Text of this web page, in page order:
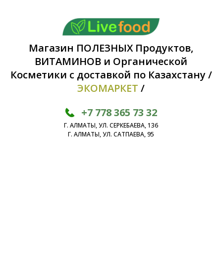
Магазин ПОЛЕЗНЫХ Продуктов,
ВИТАМИНОВ и Органической
Косметики с доставкой по Казахстану /
ЭКОМАРКЕТ /
+7 778 365 73 32
Г. АЛМАТЫ, УЛ. СЕРКЕБАЕВА, 136
Г. АЛМАТЫ, УЛ. САТПАЕВА, 95